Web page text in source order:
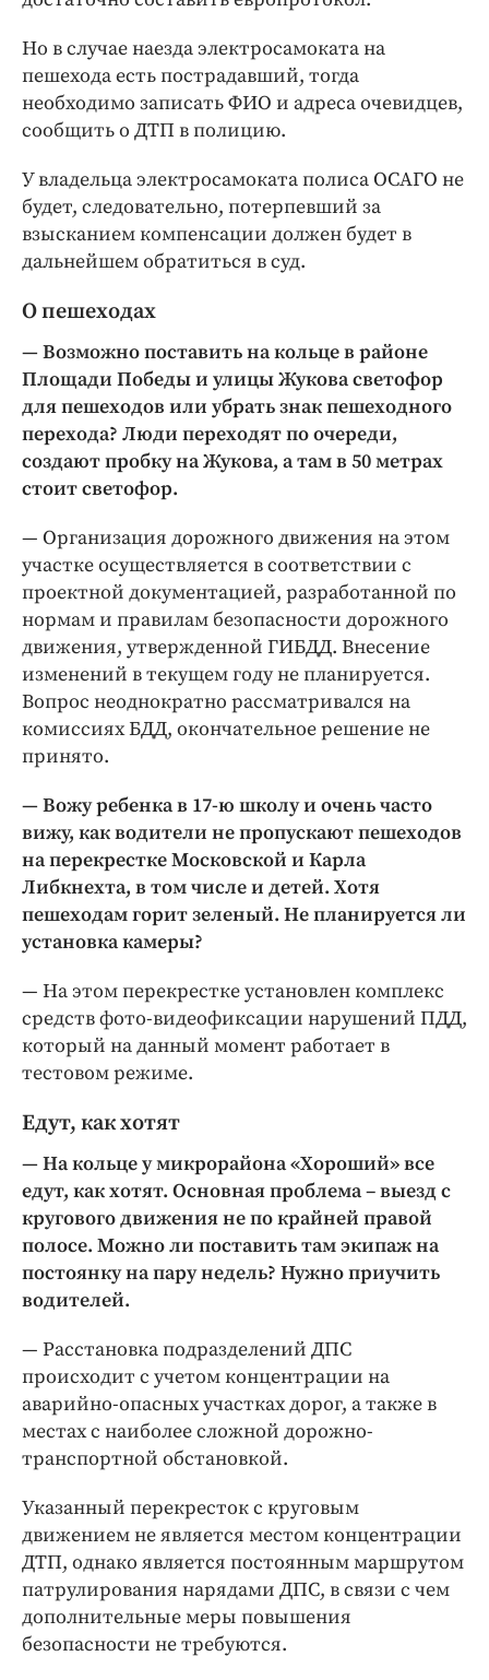
Но в случае наезда электросамоката на
пешехода есть пострадавший, тогда
необходимо записать ФИО и адреса очевидцев,
сообщить о ДТП в полицию.
У владельца электросамоката полиса ОСАГО не
будет, следовательно, потерпевший за
взысканием компенсации должен будет в
дальнейшем обратиться в суд.
О пешеходах
— Возможно поставить на кольце в районе
Площади Победы и улицы Жукова светофор
для пешеходов или убрать знак пешеходного
перехода? Люди переходят по очереди,
создают пробку на Жукова, а там в 50 метрах
стоит светофор.
— Организация дорожного движения на этом
участке осуществляется в соответствии с
проектной документацией, разработанной по
нормам и правилам безопасности дорожного
движения, утвержденной ГИБДД. Внесение
изменений в текущем году не планируется.
Вопрос неоднократно рассматривался на
комиссиях БДД, окончательное решение не
принято.
— Вожу ребенка в 17-ю школу и очень часто
вижу, как водители не пропускают пешеходов
на перекрестке Московской и Карла
Либкнехта, в том числе и детей. Хотя
пешеходам горит зеленый. Не планируется ли
установка камеры?
— На этом перекрестке установлен комплекс
средств фото-видеофиксации нарушений ПДД,
который на данный момент работает в
тестовом режиме.
Едут, как хотят
— На кольце у микрорайона «Хороший» все
едут, как хотят. Основная проблема – выезд с
кругового движения не по крайней правой
полосе. Можно ли поставить там экипаж на
постоянку на пару недель? Нужно приучить
водителей.
— Расстановка подразделений ДПС
происходит с учетом концентрации на
аварийно-опасных участках дорог, а также в
местах с наиболее сложной дорожно-
транспортной обстановкой.
Указанный перекресток с круговым
движением не является местом концентрации
ДТП, однако является постоянным маршрутом
патрулирования нарядами ДПС, в связи с чем
дополнительные меры повышения
безопасности не требуются.